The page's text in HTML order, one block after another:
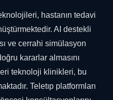
hastanın tedavi
AI destekli
ve cerrahi simülasyon
kararlar almasını
teknoloji klinikleri, bu
Teletıp platformları